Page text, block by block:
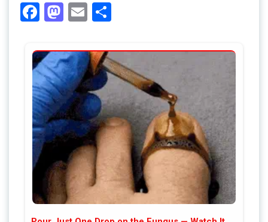
Facebook
Mastodon
Email